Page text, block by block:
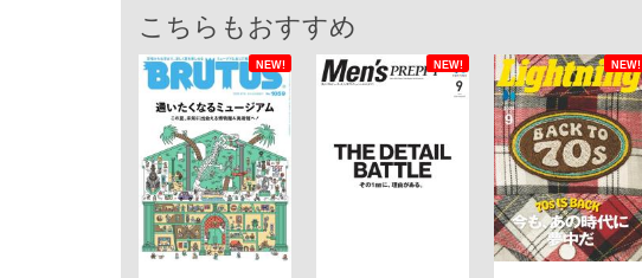
こちらもおすすめ
NEW! NEW! NEW!